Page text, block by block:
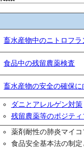
畜水産物中のニトロフラ
食品中の残留農薬検査
畜水産物の安全の確保
ダニとアレルゲン対策
残留農薬等のポジテ
薬剤耐性の肺炎マイ
食品安全基本法の制